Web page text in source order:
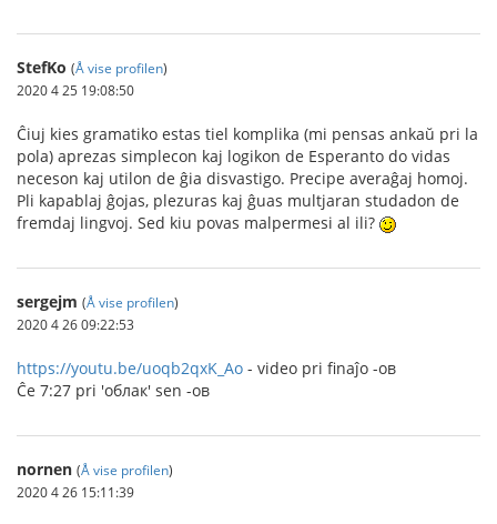
StefKo (Å vise profilen)
2020 4 25 19:08:50
Ĉiuj kies gramatiko estas tiel komplika (mi pensas ankaŭ pri la
pola) aprezas simplecon kaj logikon de Esperanto do vidas
neceson kaj utilon de ĝia disvastigo. Precipe averaĝaj homoj.
Pli kapablaj ĝojas, plezuras kaj ĝuas multjaran studadon de
fremdaj lingvoj. Sed kiu povas malpermesi al ili?
sergejm (Å vise profilen)
2020 4 26 09:22:53
https://youtu.be/uoqb2qxK_Ao - video pri finaĵo -ов
Ĉe 7:27 pri 'облак' sen -ов
nornen (Å vise profilen)
2020 4 26 15:11:39